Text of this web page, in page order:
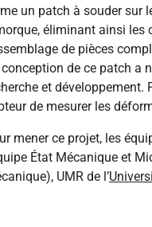
un patch à souder sur
éliminant ainsi les
de pièces
de ce patch a
et développement.
de mesurer les
mener ce projet, les
État Mécanique et
UMR de l’